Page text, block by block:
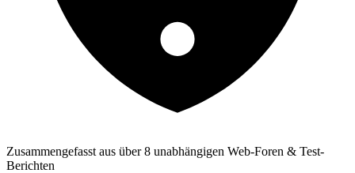
Zusammengefasst aus über 8 unabhängigen Web-Foren & Test-
Berichten